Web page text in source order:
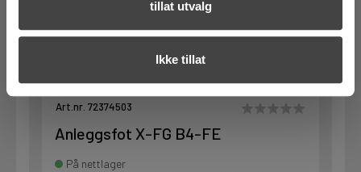
tillat utvalg
Ikke tillat
registrer deg for å
Art.nr. 72374503
Anleggsfot X-FG B4-FE
På nettlager